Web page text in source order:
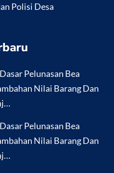
Polisi Desa
Pelunasan Bea
Nilai Barang Dan
Pelunasan Bea
Nilai Barang Dan